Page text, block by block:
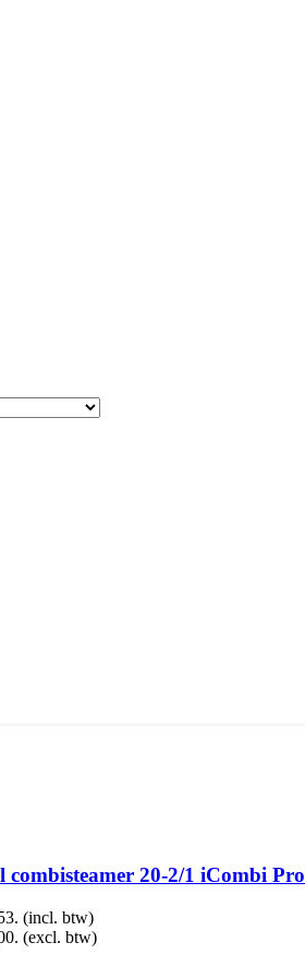
combisteamer 20-2/1 iCombi Pro
(incl. btw)
(excl. btw)